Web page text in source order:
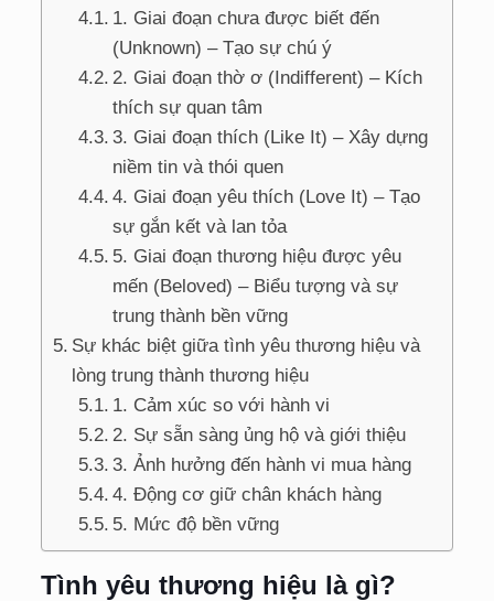
1. Giai đoạn chưa được biết đến
(Unknown) – Tạo sự chú ý
2. Giai đoạn thờ ơ (Indifferent) – Kích
thích sự quan tâm
3. Giai đoạn thích (Like It) – Xây dựng
niềm tin và thói quen
4. Giai đoạn yêu thích (Love It) – Tạo
sự gắn kết và lan tỏa
5. Giai đoạn thương hiệu được yêu
mến (Beloved) – Biểu tượng và sự
trung thành bền vững
Sự khác biệt giữa tình yêu thương hiệu và
lòng trung thành thương hiệu
1. Cảm xúc so với hành vi
2. Sự sẵn sàng ủng hộ và giới thiệu
3. Ảnh hưởng đến hành vi mua hàng
4. Động cơ giữ chân khách hàng
5. Mức độ bền vững
Tình yêu thương hiệu là gì?